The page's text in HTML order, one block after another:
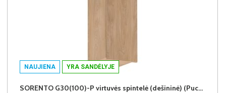
NAUJIENA YRA SANDĖLYJE
SORENTO G30(100)-P virtuvės spintelė (dešininė) (Puccini/Puccini)